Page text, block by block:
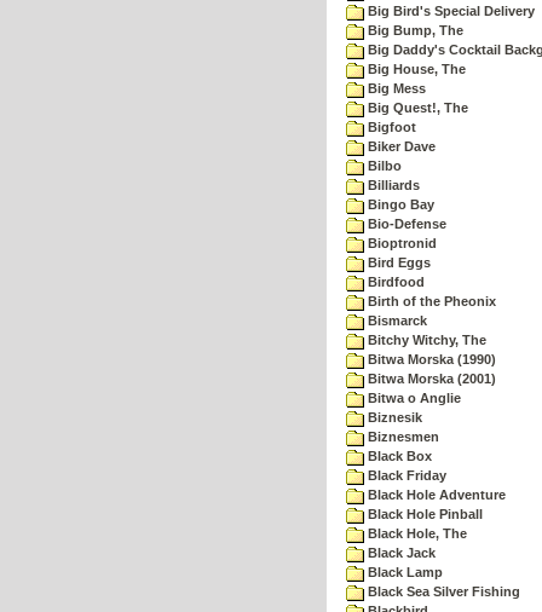
Big Bird's Special Delivery
Big Bump, The
Big Daddy's Cocktail
Big House, The
Big Mess
Big Quest!, The
Bigfoot
Biker Dave
Bilbo
Billiards
Bingo Bay
Bio-Defense
Bioptronid
Bird Eggs
Birdfood
Birth of the Pheonix
Bismarck
Bitchy Witchy, The
Bitwa Morska (1990)
Bitwa Morska (2001)
Bitwa o Anglie
Biznesik
Biznesmen
Black Box
Black Friday
Black Hole Adventure
Black Hole Pinball
Black Hole, The
Black Jack
Black Lamp
Black Sea Silver Fishing